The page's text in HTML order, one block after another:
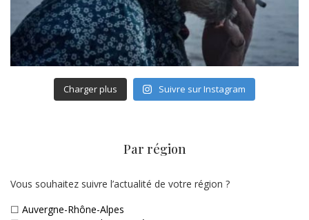
Charger plus Suivre sur Instagram
Par région
Vous souhaitez suivre l’actualité de votre région ?
☐ Auvergne-Rhône-Alpes